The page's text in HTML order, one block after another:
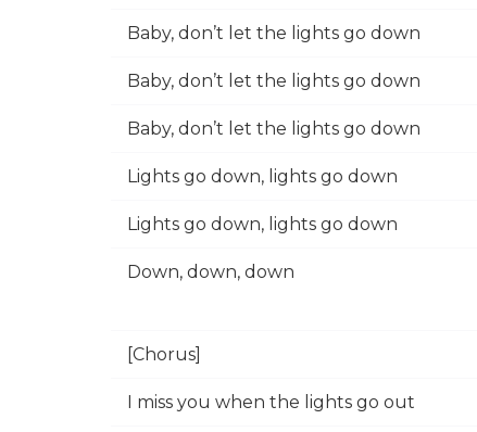
Baby, don’t let the lights go down
Baby, don’t let the lights go down
Baby, don’t let the lights go down
Lights go down, lights go down
Lights go down, lights go down
Down, down, down
[Chorus]
I miss you when the lights go out